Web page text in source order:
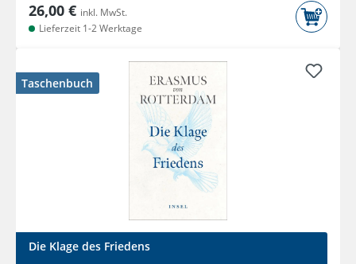
26,00 € inkl. MwSt.
Lieferzeit 1-2 Werktage
Taschenbuch
Die Klage des Friedens